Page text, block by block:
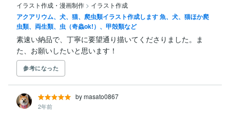
イラスト作成・漫画制作 > イラスト作成
アクアリウム、犬、猫、爬虫類イラスト作成します 魚、犬、猫ほか爬
虫類、両生類、虫（奇蟲ok!）、甲殻類など
素速い納品で、丁寧に要望通り描いてくださりました。ま
た、お願いしたいと思います！
参考になった
by masato0867
2年前